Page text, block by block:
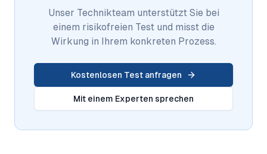
Unser Technikteam unterstützt Sie bei
einem risikofreien Test und misst die
Wirkung in Ihrem konkreten Prozess.
Kostenlosen Test anfragen
Mit einem Experten sprechen